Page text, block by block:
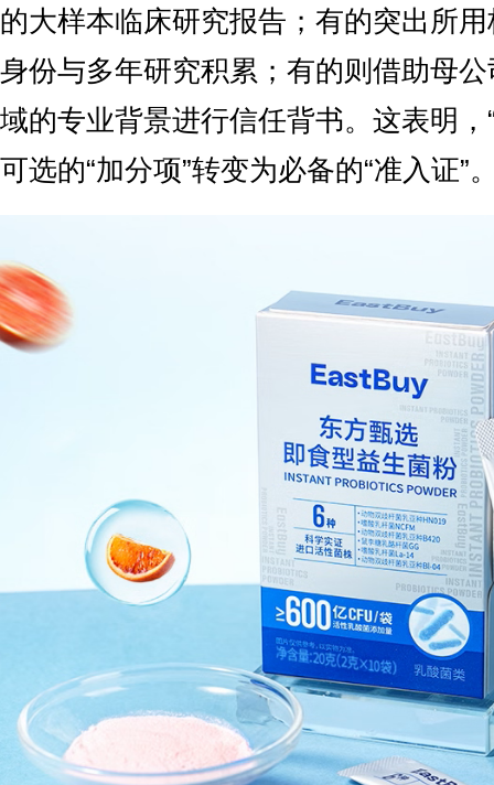
的大样本临床研究报告；有的突出所
身份与多年研究积累；有的则借助母
域的专业背景进行信任背书。这表明，
可选的“加分项”转变为必备的“准入证”